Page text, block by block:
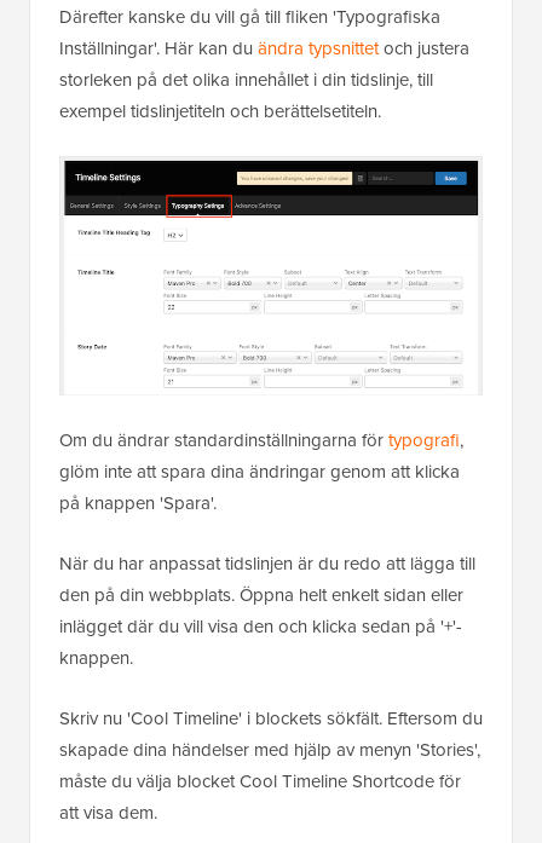
Därefter kanske du vill gå till fliken 'Typografiska
Inställningar'. Här kan du ändra typsnittetoch justera
storleken på det olika innehållet i din tidslinje, till
exempel tidslinjetiteln och berättelsetiteln.
Om du ändrar standardinställningarna förtypografi,
glöm inte att spara dina ändringar genom att klicka
på knappen 'Spara'.
När du har anpassat tidslinjen är du redo att lägga till
den på din webbplats. Öppna helt enkelt sidan eller
inlägget där du vill visa den och klicka sedan på '+'-
knappen.
Skriv nu 'Cool Timeline' i blockets sökfält. Eftersom du
skapade dina händelser med hjälp av menyn 'Stories',
måste du välja blocket Cool Timeline Shortcode för
att visa dem.